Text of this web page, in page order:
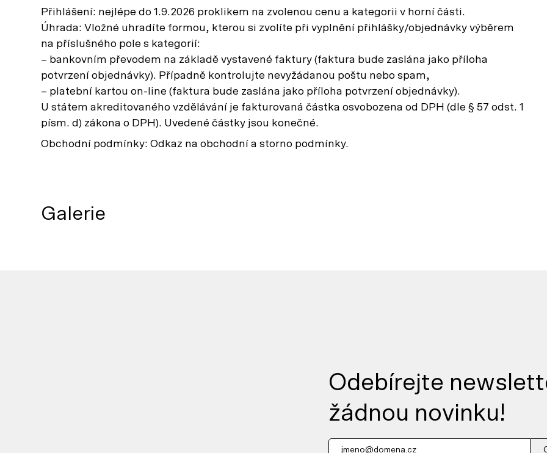
Přihlášení: nejlépe do 1.9.2026 proklikem na zvolenou cenu a kategorii v horní části.
Úhrada: Vložné uhradíte formou, kterou si zvolíte při vyplnění přihlášky/objednávky výběrem
na příslušného pole s kategorií:
– bankovním převodem na základě vystavené faktury (faktura bude zaslána jako příloha
potvrzení objednávky). Případně kontrolujte nevyžádanou poštu nebo spam,
– platební kartou on-line (faktura bude zaslána jako příloha potvrzení objednávky).
U státem akreditovaného vzdělávání je fakturovaná částka osvobozena od DPH (dle § 57 odst. 1
písm. d) zákona o DPH). Uvedené částky jsou konečné.
Obchodní podmínky: Odkaz na obchodní a storno podmínky.
Galerie
Odebírejte
žádnou novinku!